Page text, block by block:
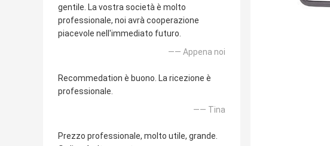
gentile. La vostra società è molto
professionale, noi avrà cooperazione
piacevole nell'immediato futuro.
—— Appena noi
Recommedation è buono. La ricezione è
professionale.
—— Tina
Prezzo professionale, molto utile, grande.